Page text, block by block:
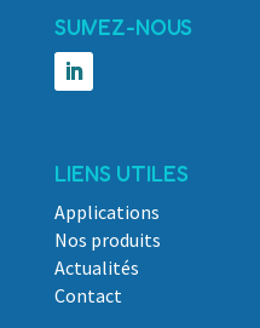
SUIVEZ-NOUS
LIENS UTILES
Applications
Nos produits
Actualités
Contact